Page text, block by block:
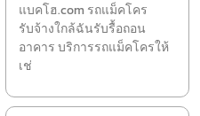
แบคโฮ.com รถแม็คโคร
รับจ้างใกล้ฉันรับรื้อถอน
อาคาร บริการรถแม็คโครให้
เช่